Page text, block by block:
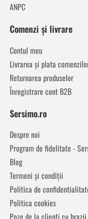
ANPC
Comenzi și livrare
Contul meu
Livrarea și plata
Returnarea produselor
Înregistrare cont B2B
Sersimo.ro
Despre noi
Program de fidelitate -
Blog
Termeni și condiții
Politica de
Politica cookies